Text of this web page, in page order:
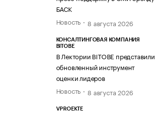
БАСК
Новость
8 августа 2026
КОНСАЛТИНГОВАЯ КОМПАНИЯ
BITOBE
В Лектории BITOBE представили
обновленный инструмент
оценки лидеров
Новость
8 августа 2026
VPROEKTE